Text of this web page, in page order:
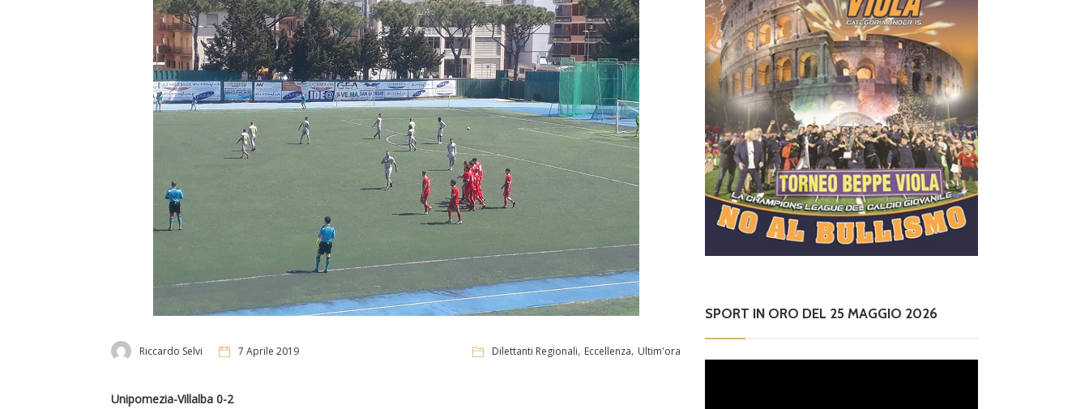
Riccardo Selvi 7 Aprile 2019 Dilettanti Regionali, Eccellenza, Ultim'ora
Unipomezia-Villalba 0-2
SPORT IN ORO DEL 25 MAGGIO 2026